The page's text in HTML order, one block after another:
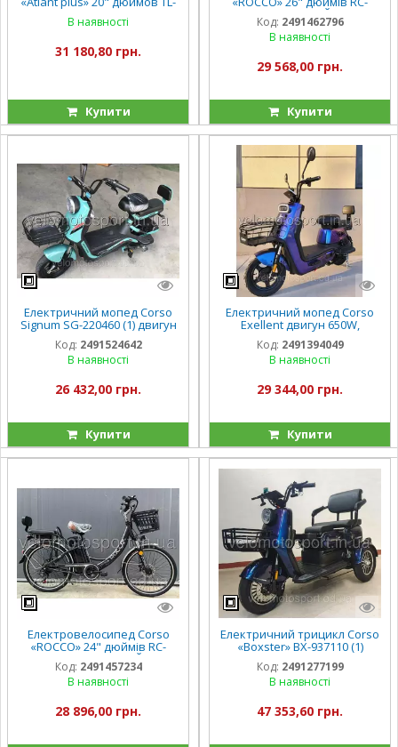
76699 (1) рама стальная,
двигатель 1000W,
корзина, в короб
В наявності
31 180,80 грн.
Купити
30745 (1) ЧОРНИЙ, рама
сталева, двигун 500W,
акумулятор 48V20AH,
Код: 2491462796
В наявності
29 568,00 грн.
Купити
Електричний мопед Corso
Signum SG-220460 (1) двигун
500W, акумулятор 60V/20Ah,
в коробці
Код: 2491524642
В наявності
26 432,00 грн.
Купити
Електричний мопед Corso
Exellent двигун 650W,
акумулятор 72V/20Ah
Код: 2491394049
В наявності
29 344,00 грн.
Купити
Електровелосипед Corso
«ROCCO» 24" дюймів RC-
30690 (1) ТЕМНО-СІРИЙ, рама
сталева, двигун 500W,
акумулятор 48V2
Код: 2491457234
В наявності
28 896,00 грн.
Електричний трицикл Corso
«Boxster» BX-937110 (1)
двигун 800W, акумулятор
72V/20Ah, колеса 300-10, в
коробці
Код: 2491277199
В наявності
47 353,60 грн.